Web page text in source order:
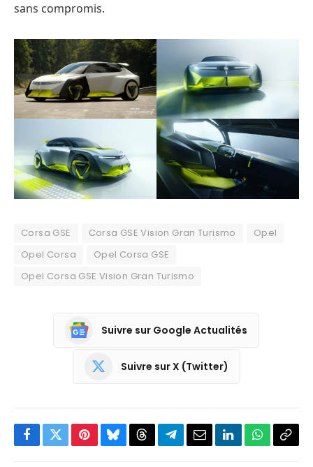
sans compromis.
Corsa GSE Corsa GSE Vision Gran Turismo
Opel
Opel Corsa
Opel Corsa GSE
Opel Corsa GSE Vision Gran Turismo
Suivre sur Google Actualités
Suivre sur X (Twitter)
Facebook
TwitterPinterestBlueskyThreadsPartagerEmailLinkedInWhatsApp